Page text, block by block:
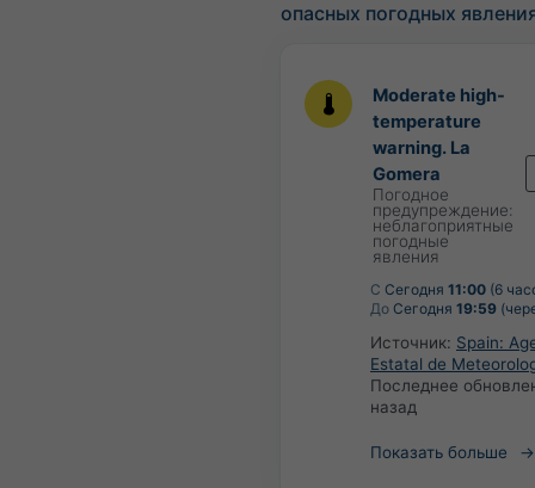
опасных погодных
Moderate high-
temperature
warning. La
Gomera
Погодное
предупреждение:
неблагоприятные
погодные
явления
С Сегодня 11:00 (6
До Сегодня 19:59
Источник: Spain:
Estatal de
Последнее
назад
Показать больше